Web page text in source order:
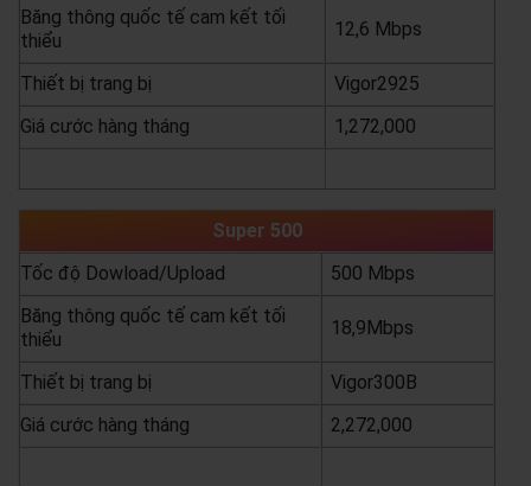
Băng thông quốc tế cam kết tối
thiểu
12,6 Mbps
Thiết bị trang bị
Vigor2925
Giá cước hàng tháng
1,272,000
Super 500
Tốc độ Dowload/Upload
500 Mbps
Băng thông quốc tế cam kết tối
thiểu
18,9Mbps
Thiết bị trang bị
Vigor300B
Giá cước hàng tháng
2,272,000